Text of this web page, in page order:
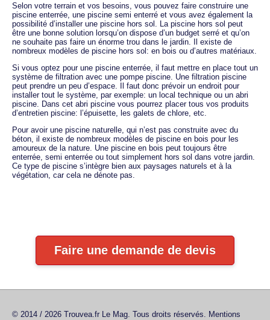
Selon votre terrain et vos besoins, vous pouvez faire construire une
piscine enterrée, une piscine semi enterré et vous avez également la
possibilité d’installer une piscine hors sol. La piscine hors sol peut
être une bonne solution lorsqu’on dispose d’un budget serré et qu’on
ne souhaite pas faire un énorme trou dans le jardin. Il existe de
nombreux modèles de piscine hors sol: en bois ou d’autres matériaux.
Si vous optez pour une piscine enterrée, il faut mettre en place tout un
système de filtration avec une pompe piscine. Une filtration piscine
peut prendre un peu d’espace. Il faut donc prévoir un endroit pour
installer tout le système, par exemple: un local technique ou un abri
piscine. Dans cet abri piscine vous pourrez placer tous vos produits
d’entretien piscine: l’épuisette, les galets de chlore, etc.
Pour avoir une piscine naturelle, qui n’est pas construite avec du
béton, il existe de nombreux modèles de piscine en bois pour les
amoureux de la nature. Une piscine en bois peut toujours être
enterrée, semi enterrée ou tout simplement hors sol dans votre jardin.
Ce type de piscine s’intègre bien aux paysages naturels et à la
végétation, car cela ne dénote pas.
Faire une demande de devis
© 2014 / 2026 Trouvea.fr Le Mag. Tous droits réservés. Mentions